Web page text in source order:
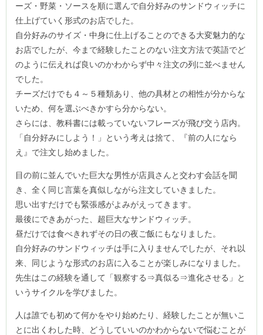
ーズ・野菜・ソースを順に選んで自分好みのサンドウィッチに
仕上げていく形式のお店でした。
自分好みのサイズ・中身に仕上げることのできる大変魅力的な
お店でしたが、今まで経験したことのない注文方法で英語でど
のように伝えれば良いのかわからず中々注文の列に並べません
でした。
チーズだけでも４～５種類あり、他の具材との相性が分からな
いため、何を選ぶべきかすら分からない。
さらには、教科書には載っていないフレーズが飛び交う店内。
「自分好みにしよう！」という考えは捨て、『前の人になら
え』で注文し始めました。
目の前に並んでいた巨大な男性が店員さんと交わす会話を聞
き、全く同じ言葉を真似しながら注文していきました。
思い出すだけでも緊張感がよみがえってきます。
最後にできあがった、超巨大なサンドウィッチ。
昼だけでは食べきれずその日の夜ご飯にもなりました。
自分好みのサンドウィッチは手に入りませんでしたが、それ以
来、同じような形式のお店に入ることが楽しみになりました。
先生はこの経験を通して「観察する⇒真似る⇒進化させる」と
いうサイクルを学びました。
人は誰でも初めて何かをやり始めたり、経験したことが無いこ
とに出くわした時、どうしていいのかわからないで悩むことが